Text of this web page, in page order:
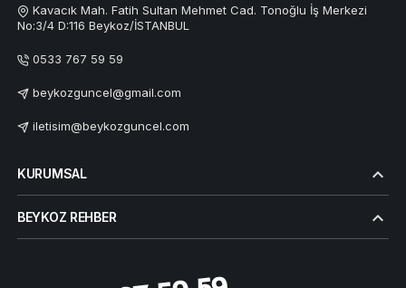
Kavacık Mah. Fatih Sultan Mehmet Cad. Tonoğlu İş Merkezi
No:3/4 D:116 Beykoz/İSTANBUL
0533 767 59 59
beykozguncel@gmail.com
iletisim@beykozguncel.com
KURUMSAL
BEYKOZ REHBER